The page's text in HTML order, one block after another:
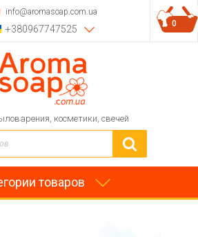
info@aromasoap.com.ua
+380967747525
косметики, свечей
0
товаров